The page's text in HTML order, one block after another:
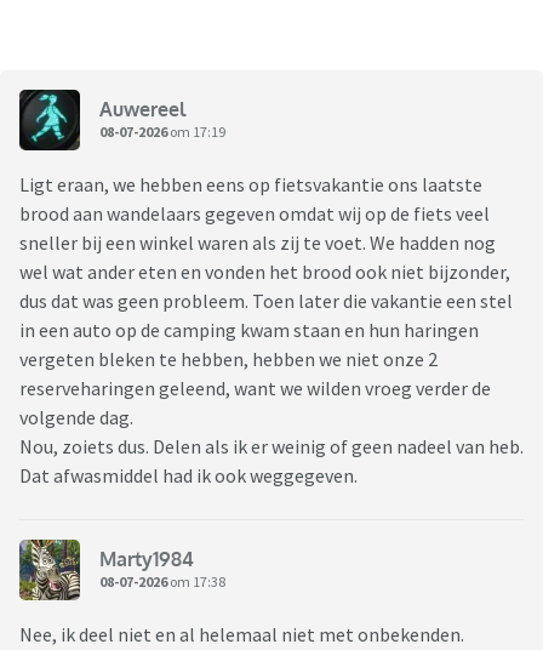
Auwereel
08-07-2026om 17:19
Ligt eraan, we hebben eens op fietsvakantie ons laatste
brood aan wandelaars gegeven omdat wij op de fiets veel
sneller bij een winkel waren als zij te voet. We hadden nog
wel wat ander eten en vonden het brood ook niet bijzonder,
dus dat was geen probleem. Toen later die vakantie een stel
in een auto op de camping kwam staan en hun haringen
vergeten bleken te hebben, hebben we niet onze 2
reserveharingen geleend, want we wilden vroeg verder de
volgende dag.
Nou, zoiets dus. Delen als ik er weinig of geen nadeel van heb.
Dat afwasmiddel had ik ook weggegeven.
Marty1984
08-07-2026om 17:38
Nee, ik deel niet en al helemaal niet met onbekenden.